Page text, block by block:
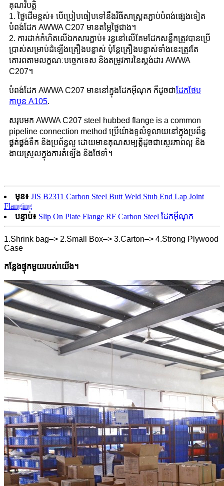
គុណវិបត្តិ
1. ថ្លៃដើមខ្ពស់៖ បើប្រៀបធៀបទៅនឹងវិធីសាស្ត្រតភ្ជាប់បំពង់ផ្សេងទៀត
បំពង់ដែក AWWA C207 មានតម្លៃថ្លៃជាង។
2. ការដាក់កំហិតលើឯកសារភ្ជាប់៖ រន្ធនៅលើគែមដែកសន្លឹកត្រូវបានប្រើ
ប្រាស់សម្រាប់ដំឡើងគ្រឿងបន្លាស់ ប៉ុន្តែគ្រឿងបន្លាស់ទាំងនេះត្រូវតែ
គោរពតាមលក្ខណៈបច្ចេកទេស និងតម្រូវការនៃស្តង់ដារ AWWA
C207។
បំពង់ដែក AWWA C207 មាននៅក្នុងដែកអ៊ីណុក ក៏ដូចជាដែកថែប
កាបូន A105.
សរុបមក AWWA C207 steel hubbed flange is a common
pipeline connection method ប្រើយ៉ាងទូលំទូលាយនៅក្នុងប្រព័ន្ធ
ផ្គត់ផ្គង់ទឹក និងប្រព័ន្ធលូ ដោយមានគុណសម្បត្តិដូចជាស្ថេរភាពល្អ និង
ងាយស្រួលក្នុងការតំឡើង និងថែទាំ។
មុន៖ JIS B2311 Carbon Steel Butt Weld Stub End Lap Joint
Flanging
បន្ទាប់៖ Slip On Plate Flange RF Carbon Steel ដែកអ៊ីណុក
1.Shrink bag–> 2.Small Box–> 3.Carton–> 4.Strong Plywood
Case
កន្លែងផ្ទុកមួយរបស់យើង។